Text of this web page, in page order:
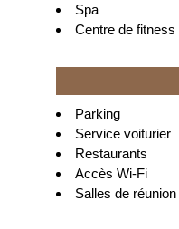
Spa
Centre de fitness
Parking
Service voiturier
Restaurants
Accès Wi-Fi
Salles de réunion